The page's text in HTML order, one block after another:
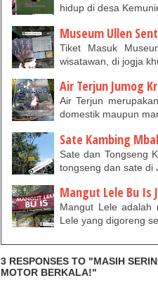
hidup di desa
Museum Ullen
Tiket Masuk
wisatawan, di jogja
Air Terjun Jumog
Air Terjun
domestik maupun
Sate Kambing
Sate dan Tongseng
tongseng dan sate di
Mangut Lele Bu Is
Mangut Lele adalah
Lele yang digoreng
3 RESPONSES TO "MASIH
MOTOR BERKALA!"